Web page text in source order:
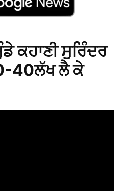
ਕਹਾਣੀ ਸੁਰਿੰਦਰ
40ਲੱਖ ਲੈ ਕੇ